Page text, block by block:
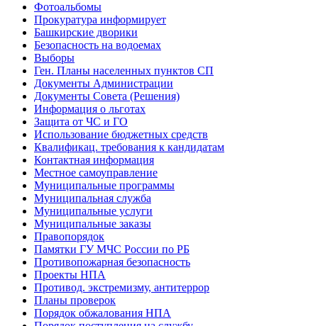
Фотоальбомы
Прокуратура информирует
Башкирские дворики
Безопасность на водоемах
Выборы
Ген. Планы населенных пунктов СП
Документы Администрации
Документы Совета (Решения)
Информация о льготах
Защита от ЧС и ГО
Использование бюджетных средств
Квалификац. требования к кандидатам
Контактная информация
Местное самоуправление
Муниципальные программы
Муниципальная служба
Муниципальные услуги
Муниципальные заказы
Правопорядок
Памятки ГУ МЧС России по РБ
Противопожарная безопасность
Проекты НПА
Противод. экстремизму, антитеррор
Планы проверок
Порядок обжалования НПА